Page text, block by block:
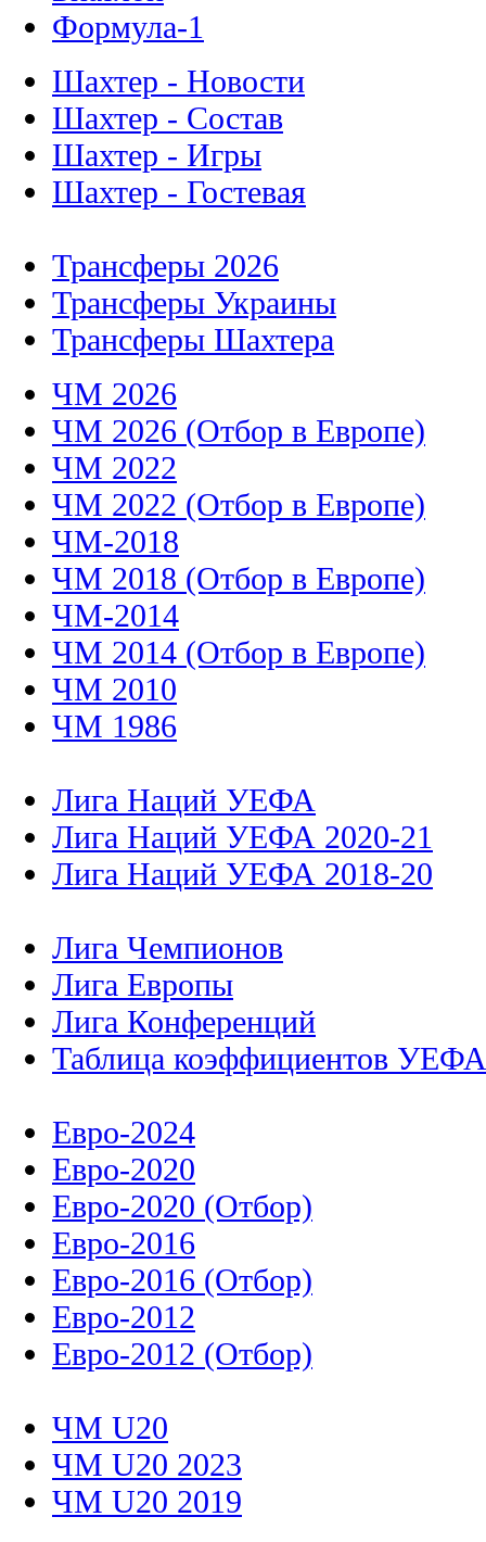
Формула-1
Шахтер - Новости
Шахтер - Состав
Шахтер - Игры
Шахтер - Гостевая
Трансферы 2026
Трансферы Украины
Трансферы Шахтера
ЧМ 2026
ЧМ 2026 (Отбор в Европе)
ЧМ 2022
ЧМ 2022 (Отбор в Европе)
ЧМ-2018
ЧМ 2018 (Отбор в Европе)
ЧМ-2014
ЧМ 2014 (Отбор в Европе)
ЧМ 2010
ЧМ 1986
Лига Наций УЕФА
Лига Наций УЕФА 2020-21
Лига Наций УЕФА 2018-20
Лига Чемпионов
Лига Европы
Лига Конференций
Таблица коэффициентов УЕФА
Евро-2024
Евро-2020
Евро-2020 (Отбор)
Евро-2016
Евро-2016 (Отбор)
Евро-2012
Евро-2012 (Отбор)
ЧМ U20
ЧМ U20 2023
ЧМ U20 2019